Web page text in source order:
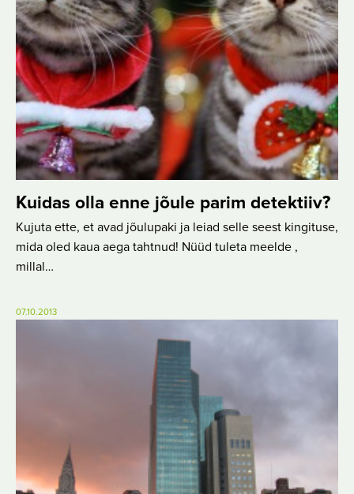
Kuidas olla enne jõule parim detektiiv?
Kujuta ette, et avad jõulupaki ja leiad selle seest kingituse,
mida oled kaua aega tahtnud! Nüüd tuleta meelde ,
millal…
07.10.2013